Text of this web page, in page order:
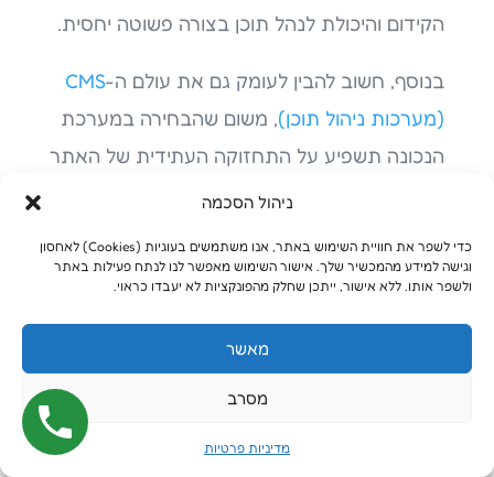
ניהול הסכמה
כדי לשפר את חוויית השימוש באתר, אנו משתמשים בעוגיות (Cookies) לאחסון
וגישה למידע מהמכשיר שלך. אישור השימוש מאפשר לנו לנתח פעילות באתר
ולשפר אותו. ללא אישור, ייתכן שחלק מהפונקציות לא יעבדו כראוי.
מאשר
מסרב
מדיניות פרטיות
הקידום והיכולת לנהל תוכן בצורה פשוטה יחסית.
בנוסף, חשוב להבין לעומק גם את עולם ה-CMS
(מערכות ניהול תוכן), משום שהבחירה במערכת
הנכונה תשפיע על התחזוקה העתידית של האתר
ועל היכולת שלכם לצמוח בהמשך.
למה תוכן הוא הבסיס האמיתי
של האתר?
אחת הטעויות הנפוצות ביותר בתחום היא
להתחיל לעצב אתר לפני שהתוכן מוכן. בפועל,
תוכן איכותי הוא זה שאמור להכתיב את המבנה,